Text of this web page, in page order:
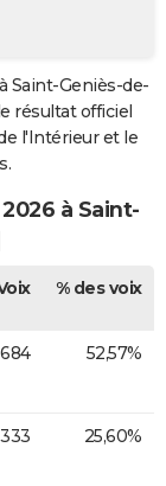
Saint-Geniès-de-
résultat officiel
l'Intérieur et le
à Saint-
% des voix
684 52,57%
333 25,60%